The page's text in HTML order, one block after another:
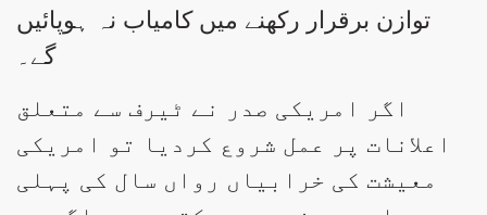
توازن برقرار رکھنے میں کامیاب نہ ہوپائیں
گے۔
اگر امریکی صدر نے ٹیرف سے متعلق
اعلانات پر عمل شروع کردیا تو امریکی
معیشت کی خرابیاں رواں سال کی پہلی